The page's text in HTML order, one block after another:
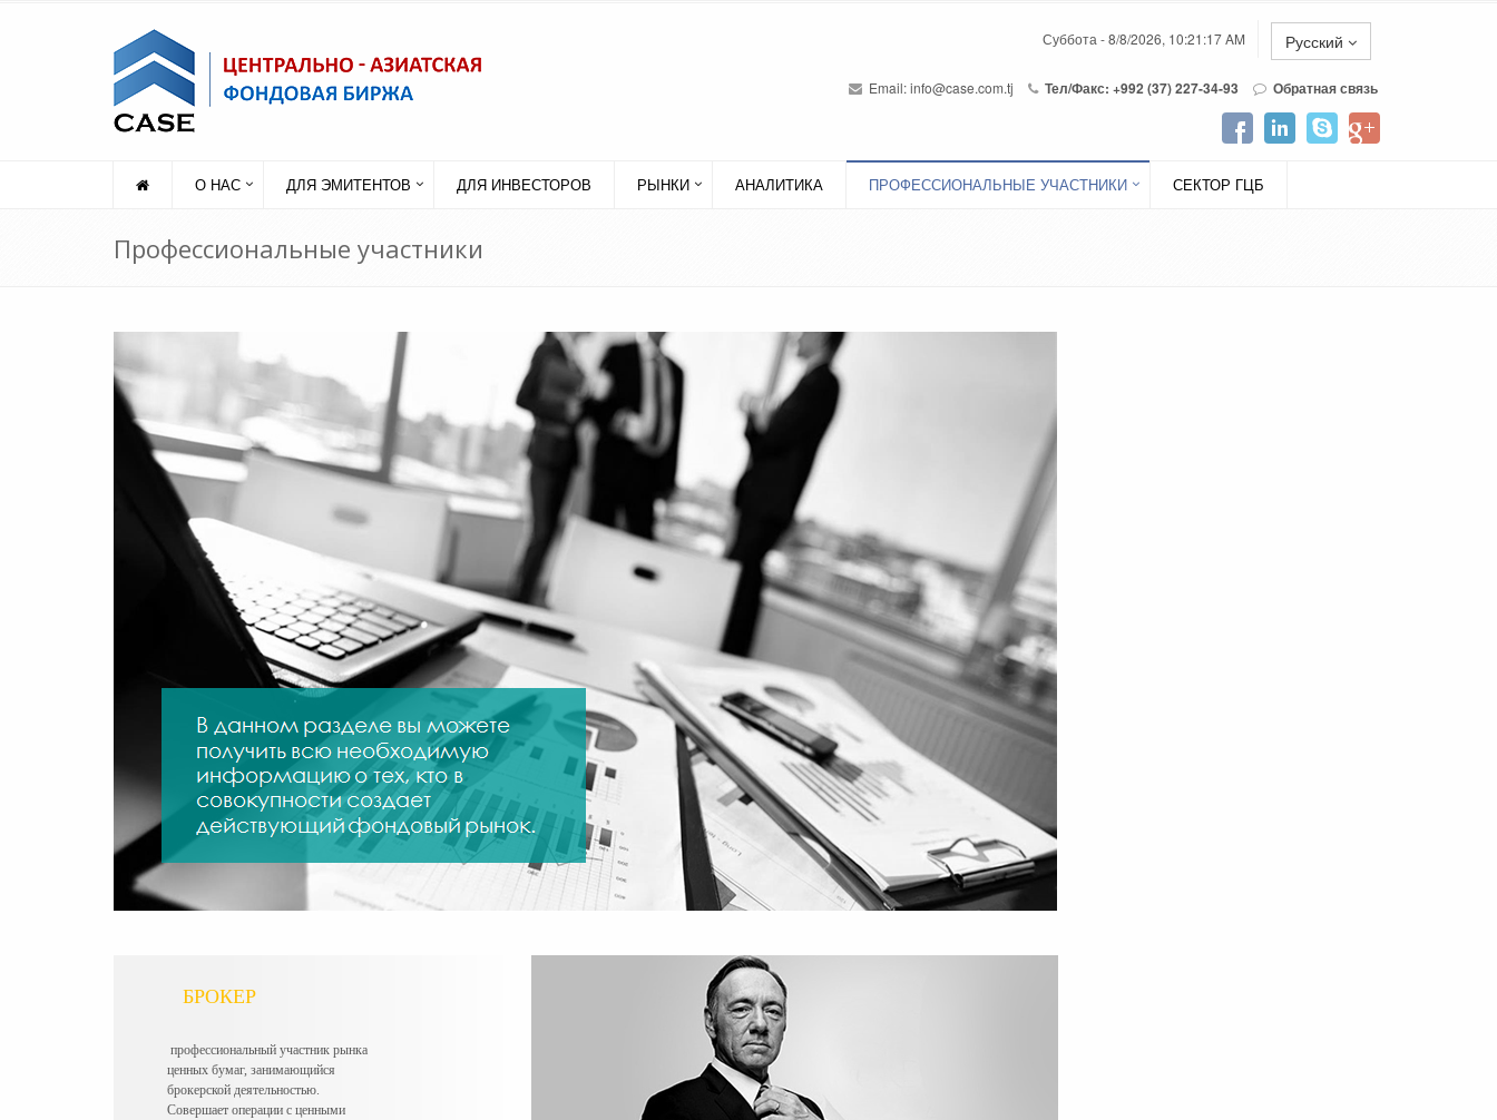
Суббота - 8/8/2026, 10:21:17 AM Русский
Email:info@case.com.tj Тел/Факс: +992 (37) 227-34-93 Обратная связь
О НАС ДЛЯ ЭМИТЕНТОВ ДЛЯ ИНВЕСТОРОВ РЫНКИ АНАЛИТИКА ПРОФЕССИОНАЛЬНЫЕ УЧАСТНИКИ СЕКТОР ГЦБ
Профессиональные участники
БРОКЕР
профессиональный участник рынка
ценных бумаг, занимающийся
брокерской деятельностью.
Совершает операции с ценными